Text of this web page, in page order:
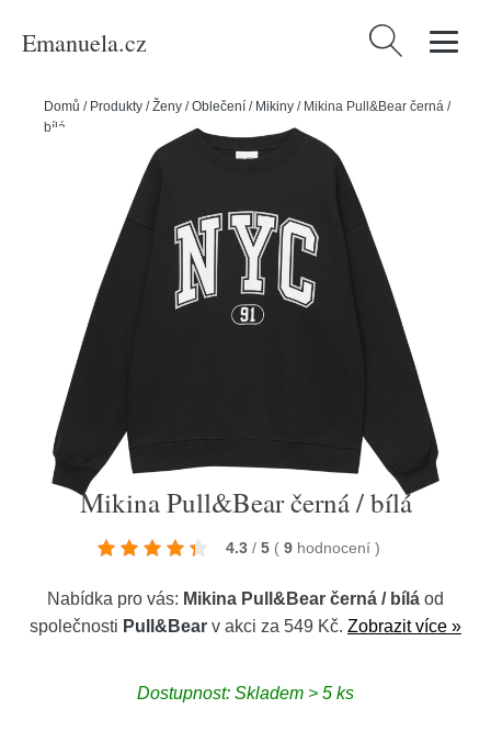
Emanuela.cz Vyhledávání
Domů / Produkty /Ženy /Oblečení / Mikiny / Mikina Pull&Bear černá /
bílá
Mikina Pull&Bear černá / bílá
4.3 / 5 ( 9 hodnocení )
Nabídka pro vás: Mikina Pull&Bear černá / bílá od
společnosti Pull&Bear v akci za 549 Kč. Zobrazit více »
Dostupnost: Skladem > 5 ks